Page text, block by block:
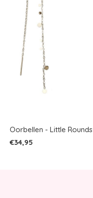
Oorbellen - Little Rounds
€34,95